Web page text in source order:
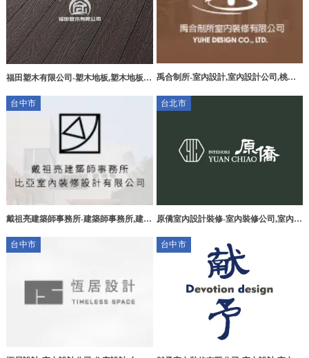
福田塑木有限公司-塑木地板,塑木地板安 禹合制所-室內設計,室內設計公司,桃園
台中市
戴祖亮建築師事務所-建築師事務所,建築
中區建築師事務所
台北市
原僑室內設計裝修-室內裝修公司,室內設
修公司
台中市 台中市